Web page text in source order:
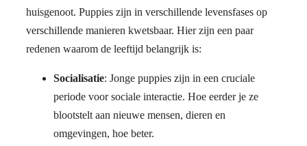
huisgenoot. Puppies zijn in verschillende levensfases op
verschillende manieren kwetsbaar. Hier zijn een paar
redenen waarom de leeftijd belangrijk is:
Socialisatie: Jonge puppies zijn in een cruciale
periode voor sociale interactie. Hoe eerder je ze
blootstelt aan nieuwe mensen, dieren en
omgevingen, hoe beter.